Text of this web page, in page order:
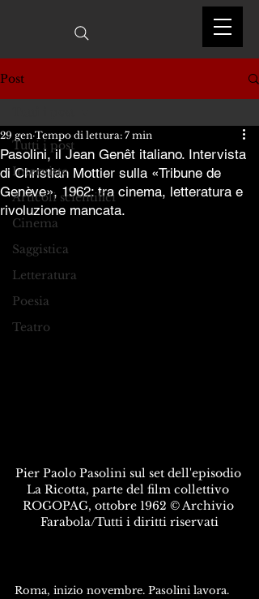
Post
Tutti i post
Interviste
Articoli scientifici
Cinema
Saggistica
Letteratura
Poesia
Teatro
Pasolini, il Jean Genêt italiano. Intervista
di Christian Mottier sulla «Tribune de
Genève», 1962: tra cinema, letteratura e
rivoluzione mancata.
29 gen Tempo di lettura: 7 min
Pier Paolo Pasolini sul set dell'episodio
La Ricotta, parte del film collettivo
ROGOPAG, ottobre 1962 © Archivio
Farabola/Tutti i diritti riservati
Roma, inizio novembre. Pasolini lavora.